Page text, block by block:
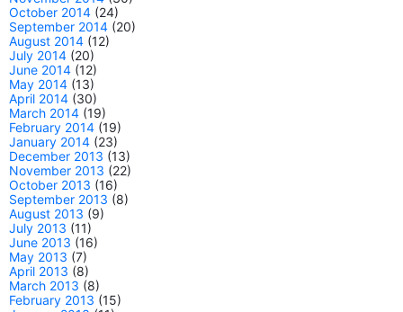
October 2014 (24)
September 2014 (20)
August 2014 (12)
July 2014 (20)
June 2014 (12)
May 2014 (13)
April 2014 (30)
March 2014 (19)
February 2014 (19)
January 2014 (23)
December 2013 (13)
November 2013 (22)
October 2013 (16)
September 2013 (8)
August 2013 (9)
July 2013 (11)
June 2013 (16)
May 2013 (7)
April 2013 (8)
March 2013 (8)
February 2013 (15)